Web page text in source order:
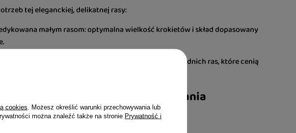
tej eleganckiej, delikatnej rasy:
małym rasom: optymalna wielkość krokietów i skład dopasowany
karma premium bez zbóż, idealna dla psów małych i średnich ras, które cenią
– najczęściej zadawane pytania
cookies . Możesz określić warunki przechowywania lub
można znaleźć także na stronie Prywatność i